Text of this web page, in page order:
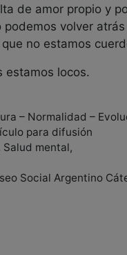
de amor propio y
podemos volver
no estamos
estamos locos.
– Normalidad –
para difusión
mental,
Social Argentino